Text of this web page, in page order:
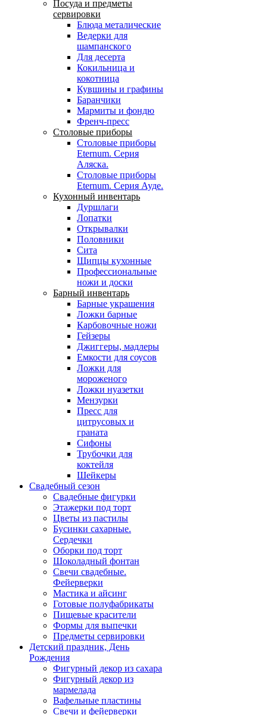
Посуда и предметы
сервировки
Блюда металические
Ведерки для
шампанского
Для десерта
Кокильница и
кокотница
Кувшины и графины
Баранчики
Мармиты и фондю
Френч-пресс
Столовые приборы
Столовые приборы
Eternum. Серия
Аляска.
Столовые приборы
Eternum. Серия Ауде.
Кухонный инвентарь
Дуршлаги
Лопатки
Открывалки
Половники
Сита
Щипцы кухонные
Профессиональные
ножи и доски
Барный инвентарь
Барные украшения
Ложки барные
Карбовочные ножи
Гейзеры
Джиггеры, мадлеры
Емкости для соусов
Ложки для
мороженого
Ложки нуазетки
Мензурки
Пресс для
цитрусовых и
граната
Сифоны
Трубочки для
коктейля
Шейкеры
Свадебный сезон
Свадебные фигурки
Этажерки под торт
Цветы из пастилы
Бусинки сахарные.
Сердечки
Оборки под торт
Шоколадный фонтан
Свечи свадебные.
Фейерверки
Мастика и айсинг
Готовые полуфабрикаты
Пищевые красители
Формы для выпечки
Предметы сервировки
Детский праздник, День
Рождения
Фигурный декор из сахара
Фигурный декор из
мармелада
Вафельные пластины
Свечи и фейерверки